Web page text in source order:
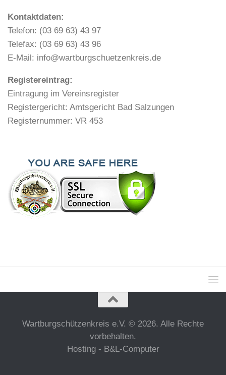
Kontaktdaten:
Telefon: (03 69 63) 43 97
Telefax: (03 69 63) 43 96
E-Mail: info@wartburgschuetzenkreis.de
Registereintrag:
Eintragung im Vereinsregister
Registergericht: Amtsgericht Bad Salzungen
Registernummer: VR 453
Wartburgschützenkreis e.V. © 2026. Alle Rechte
vorbehalten.
Hosting - B&L-Computer